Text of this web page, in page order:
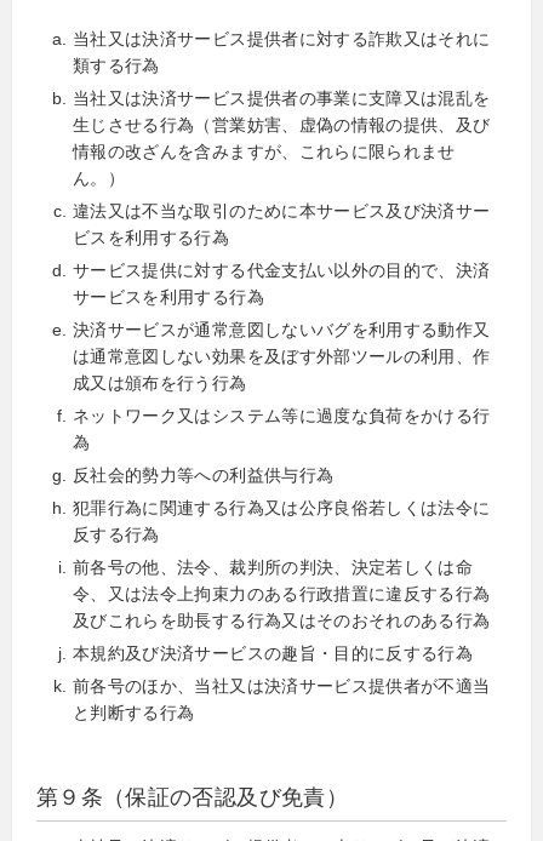
当社又は決済サービス提供者に対する詐欺又はそれに
類する行為
当社又は決済サービス提供者の事業に支障又は混乱を
生じさせる行為（営業妨害、虚偽の情報の提供、及び
情報の改ざんを含みますが、これらに限られませ
ん。）
違法又は不当な取引のために本サービス及び決済サー
ビスを利用する行為
サービス提供に対する代金支払い以外の目的で、決済
サービスを利用する行為
決済サービスが通常意図しないバグを利用する動作又
は通常意図しない効果を及ぼす外部ツールの利用、作
成又は頒布を行う行為
ネットワーク又はシステム等に過度な負荷をかける行
為
反社会的勢力等への利益供与行為
犯罪行為に関連する行為又は公序良俗若しくは法令に
反する行為
前各号の他、法令、裁判所の判決、決定若しくは命
令、又は法令上拘束力のある行政措置に違反する行為
及びこれらを助長する行為又はそのおそれのある行為
本規約及び決済サービスの趣旨・目的に反する行為
前各号のほか、当社又は決済サービス提供者が不適当
と判断する行為
第９条（保証の否認及び免責）